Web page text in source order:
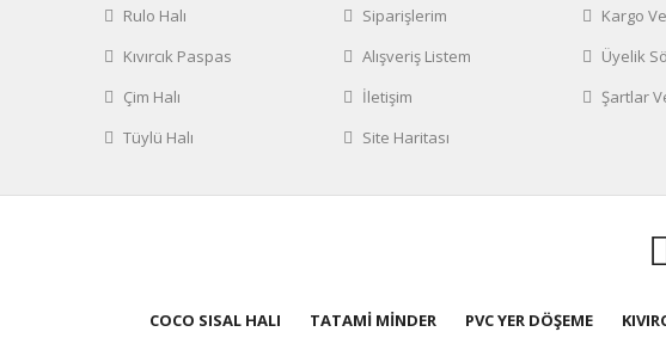
Rulo Halı
Kıvırcık Paspas
Çim Halı
Tüylü Halı
Siparişlerim
Alışveriş Listem
İletişim
Site Haritası
Kargo
Üyelik
Şartlar
COCO SISAL HALI TATAMİ MİNDER PVC YER DÖŞEME